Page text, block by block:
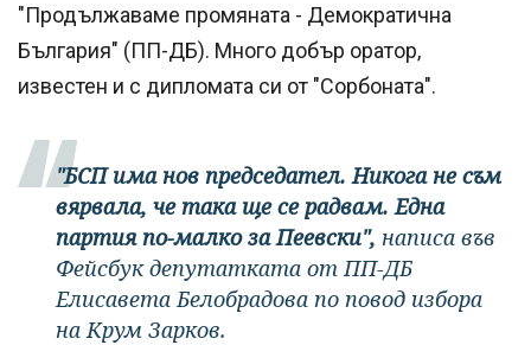
"Продължаваме промяната - Демократична
България" (ПП-ДБ). Много добър оратор,
известен и с дипломата си от "Сорбоната".
"БСП има нов председател. Никога не съм
вярвала, че така ще се радвам. Една
партия по-малко за Пеевски", написа във
Фейсбук депутатката от ПП-ДБ
Елисавета Белобрадова по повод избора
на Крум Зарков.